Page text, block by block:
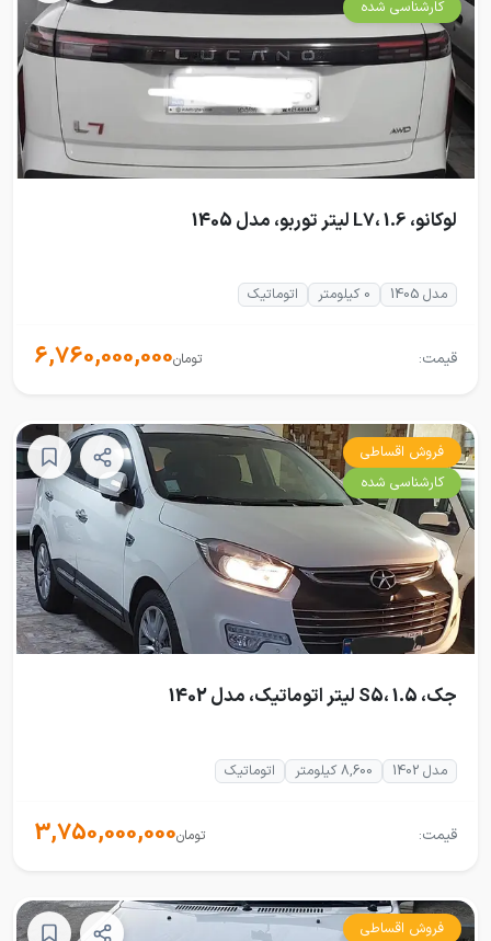
کارشناسی شده
لوکانو، L7، 1.6 لیتر توربو، مدل 1405
مدل 1405 0 کیلومتر اتوماتیک
قیمت: 6,760,000,000تومان
فروش اقساطی
کارشناسی شده
جک، S5، 1.5 لیتر اتوماتیک، مدل 1402
مدل 1402 8,600 کیلومتر اتوماتیک
قیمت: 3,750,000,000تومان
فروش اقساطی